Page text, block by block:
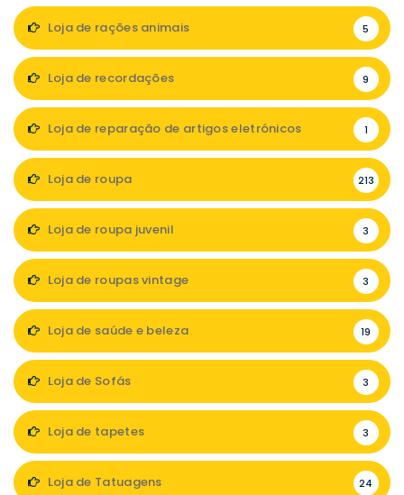
Loja de rações animais 5
Loja de recordações 9
Loja de reparação de artigos eletrónicos 1
Loja de roupa 213
Loja de roupa juvenil 3
Loja de roupas vintage 3
Loja de saúde e beleza 19
Loja de Sofás 3
Loja de tapetes 3
Loja de Tatuagens 24